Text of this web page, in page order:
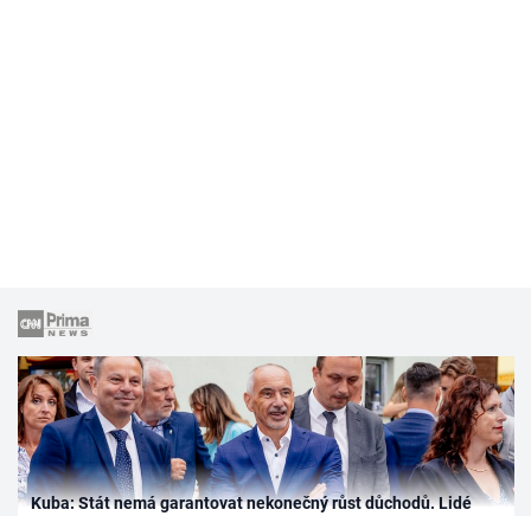
Kuba: Stát nemá garantovat nekonečný růst důchodů. Lidé